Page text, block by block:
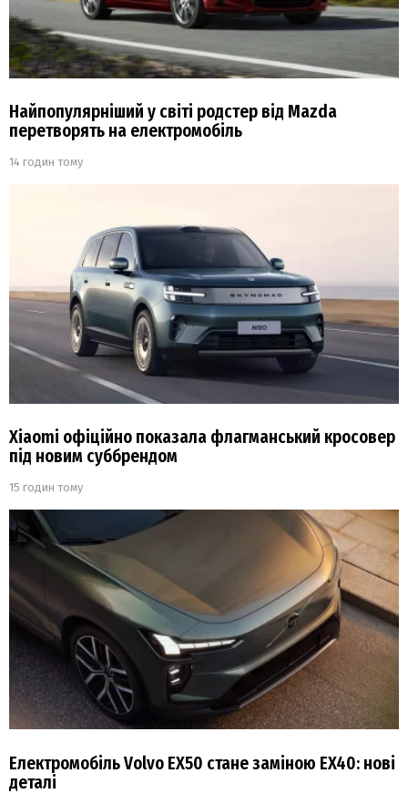
Найпопулярніший у світі родстер від Mazda
перетворять на електромобіль
14 годин тому
Xiaomi офіційно показала флагманський кросовер
під новим суббрендом
15 годин тому
Електромобіль Volvo EX50 стане заміною EX40: нові
деталі